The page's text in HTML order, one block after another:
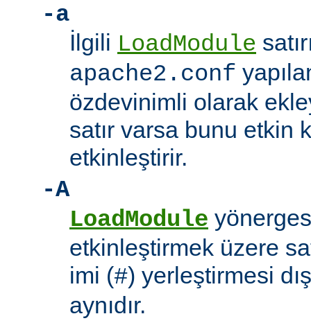
-a
İlgili LoadModule
apache2.conf
özdevinimli olarak
satır varsa bunu etkin
etkinleştirir.
-A
LoadModule
etkinleştirmek üzere
imi (#) yerleştirmesi
aynıdır.